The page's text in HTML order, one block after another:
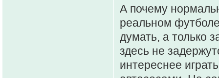
А почему
реальном
думать, а только
здесь не
интереснее